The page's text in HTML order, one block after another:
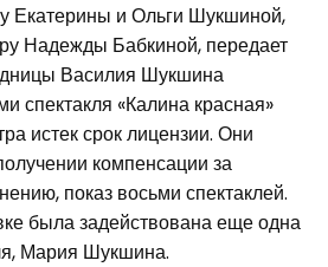
Екатерины и Ольги Шукшиной,
Надежды Бабкиной, передает
Василия Шукшина
спектакля «Калина красная»
истек срок лицензии. Они
компенсации за
показ восьми спектаклей.
была задействована еще одна
Мария Шукшина.